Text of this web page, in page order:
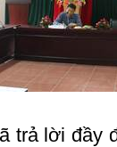
trả lời đầy